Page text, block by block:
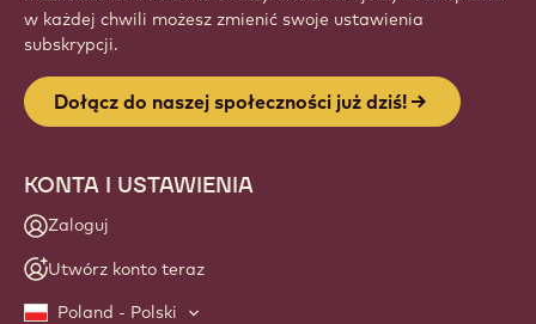
w każdej chwili możesz zmienić swoje ustawienia
subskrypcji.
Dołącz do naszej społeczności już dziś!
KONTA I USTAWIENIA
Zaloguj
Utwórz konto teraz
Poland - Polski